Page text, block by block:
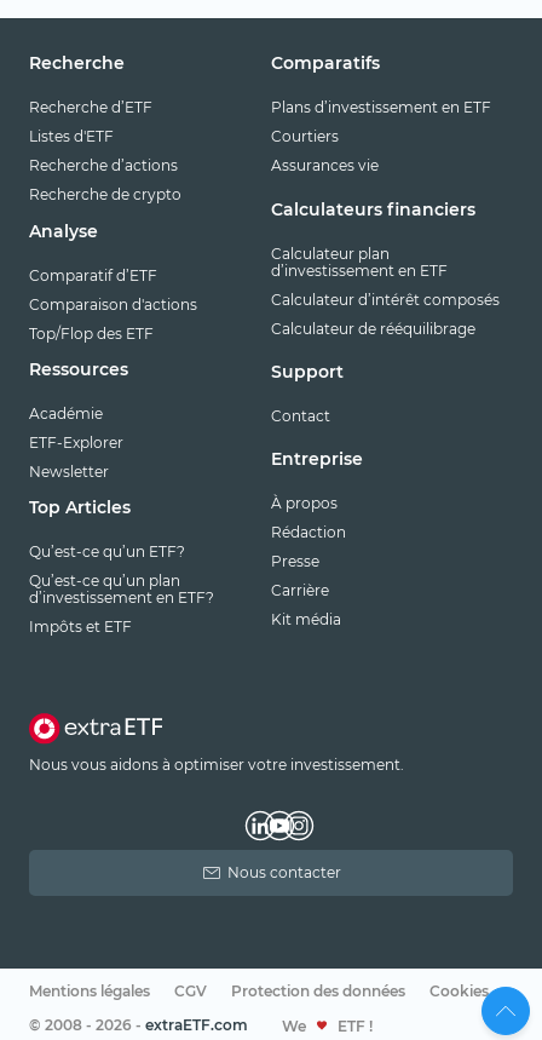
Recherche
Recherche d’ETF
Listes d'ETF
Recherche d’actions
Recherche de crypto
Analyse
Comparatif d’ETF
Comparaison d'actions
Top/Flop des ETF
Ressources
Académie
ETF-Explorer
Newsletter
Top Articles
Qu’est-ce qu’un ETF?
Qu’est-ce qu’un plan
d’investissement en ETF?
Impôts et ETF
Comparatifs
Plans d’investissement en ETF
Courtiers
Assurances vie
Calculateurs financiers
Calculateur plan
d’investissement en ETF
Calculateur d’intérêt composés
Calculateur de rééquilibrage
Support
Contact
Entreprise
À propos
Rédaction
Presse
Carrière
Kit média
Nous vous aidons à optimiser votre investissement.
Nous contacter
Mentions légales CGV Protection des données
Cookies
© 2008 - 2026 - extraETF.com We ETF !